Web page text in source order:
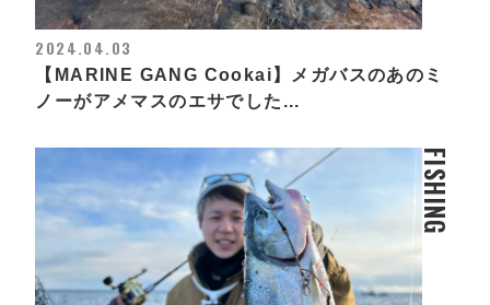
2024.04.03
【MARINE GANG Cookai】メガバスのあのミ
ノーがアメマスのエサでした...
FISHING